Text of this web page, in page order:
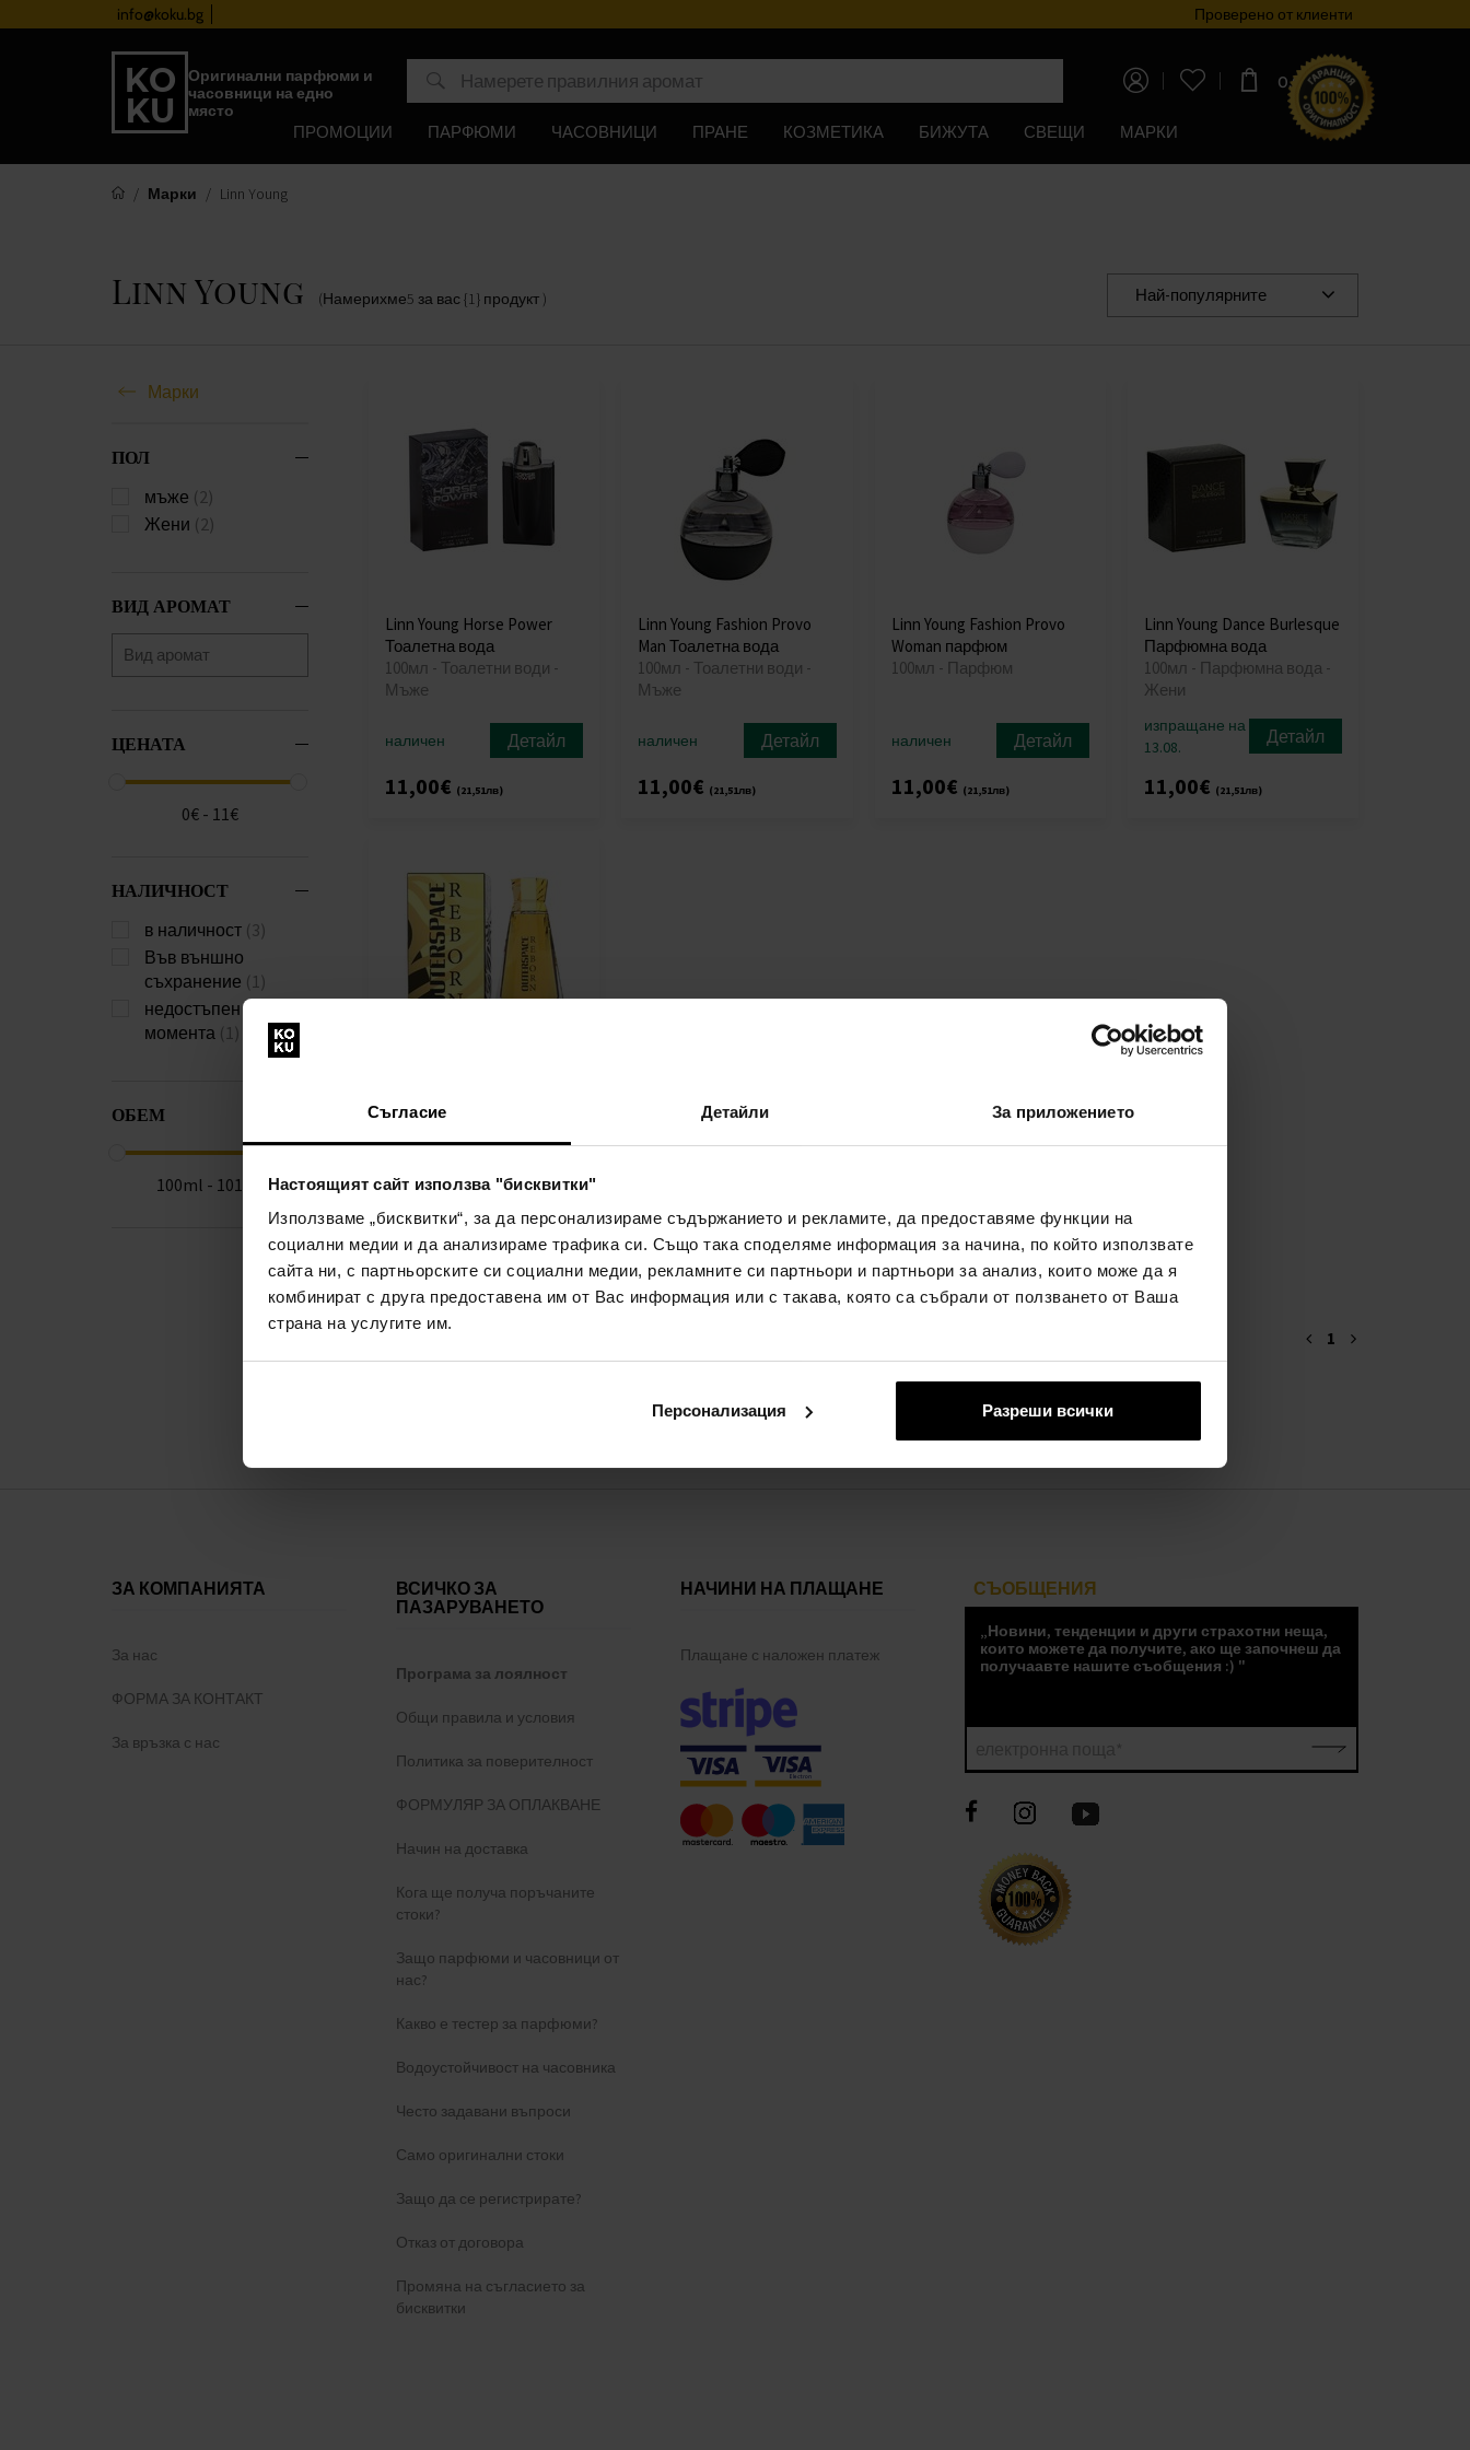
Съгласие Детайли За приложението
Настоящият сайт използва "бисквитки"
Използваме „бисквитки“, за да персонализираме съдържанието и рекламите, да предоставяме функции на
социални медии и да анализираме трафика си. Също така споделяме информация за начина, по който използвате
сайта ни, с партньорските си социални медии, рекламните си партньори и партньори за анализ, които може да я
комбинират с друга предоставена им от Вас информация или с такава, която са събрали от ползването от Ваша
страна на услугите им.
Персонализация Разреши всички
info@koku.bg Програма за лоялностПроверено от клиенти
Оригинални парфюми и
часовници на едно
място
0,00€ (0,00лв)
ПРОМОЦИИ ПАРФЮМИ ЧАСОВНИЦИ ПРАНЕ КОЗМЕТИКА БИЖУТА СВЕЩИ МАРКИ
Марки Linn Young
Linn Young (Намерихме5 за вас{1} продукт ) Най-популярните
Марки
ПОЛ
мъже (2)
Жени (2)
ВИД АРОМАТ
ЦЕНАТА
0€ - 11€
НАЛИЧНОСТ
в наличност (3)
Във външно
съхранение (1)
недостъпен в
момента (1)
ОБЕМ
100ml - 101ml
Linn Young Horse Power
Тоалетна вода
100мл - Тоалетни води -
Мъже
наличен Детайл
11,00€ (21,51лв)
Linn Young Fashion Provo
Man Тоалетна вода
100мл - Тоалетни води -
Мъже
наличен Детайл
11,00€ (21,51лв)
Linn Young Fashion Provo
Woman парфюм
100мл - Парфюм
наличен Детайл
11,00€ (21,51лв)
Linn Young Dance Burlesque
Парфюмна вода
100мл - Парфюмна вода -
Жени
изпращане на
13.08.
Детайл
11,00€ (21,51лв)
момента
1
ЗА КОМПАНИЯТА
За нас
ФОРМА ЗА КОНТАКТ
За връзка с нас
ВСИЧКО ЗА
ПАЗАРУВАНЕТО
Програма за лоялност
Общи правила и условия
Политика за поверителност
ФОРМУЛЯР ЗА ОПЛАКВАНЕ
Начин на доставка
Кога ще получа поръчаните
стоки?
Защо парфюми и часовници от
нас?
Какво е тестер за парфюми?
Водоустойчивост на часовника
Често задавани въпроси
Само оригинални стоки
Защо да се регистрирате?
Отказ от договора
Промяна на съгласието за
бисквитки
НАЧИНИ НА ПЛАЩАНЕ
Плащане с наложен платеж
СЪОБЩЕНИЯ
„Новини, тенденции и други страхотни неща,
които можете да получите, ако ще започнеш да
получаавте нашите съобщения :) "